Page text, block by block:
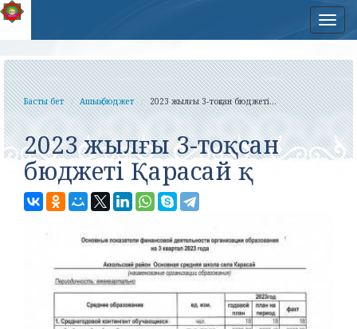
Басты бет Ашық бюджет 2023 жылғы 3-тоқсан бюджеті...
2023 жылғы 3-тоқсан
бюджеті Қарасай қ